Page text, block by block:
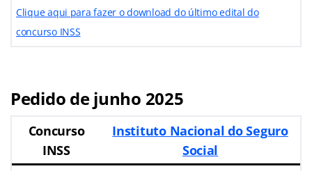
Clique aqui para fazer o download do último edital do
concurso INSS
Pedido de junho 2025
Concurso
INSS
Instituto Nacional do Seguro
Social